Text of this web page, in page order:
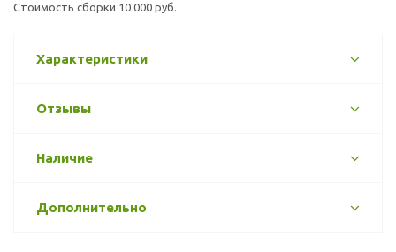
Стоимость сборки 10 000 руб.
Характеристики
Отзывы
Наличие
Дополнительно